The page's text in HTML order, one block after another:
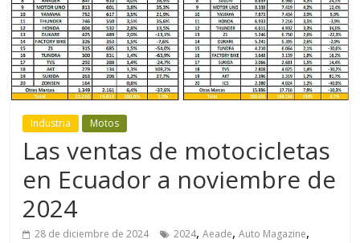
Industria Motos
Las ventas de motocicletas
en Ecuador a noviembre de
2024
28 de diciembre de 2024 2024,Aeade,Auto Magazine,